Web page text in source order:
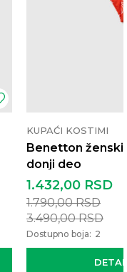
KUPAĆI KOSTIMI
Benetton
donji deo
1.432,00 RSD
1.790,00RSD
3.490,00RSD
Dostupno boja: 2